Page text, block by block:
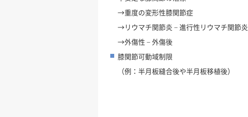
→重度の変形性膝関節症
→リウマチ関節炎 − 進行性リウマチ関節炎
→外傷性 − 外傷後
膝関節可動域制限
（例：半月板縫合後や半月板移植後）